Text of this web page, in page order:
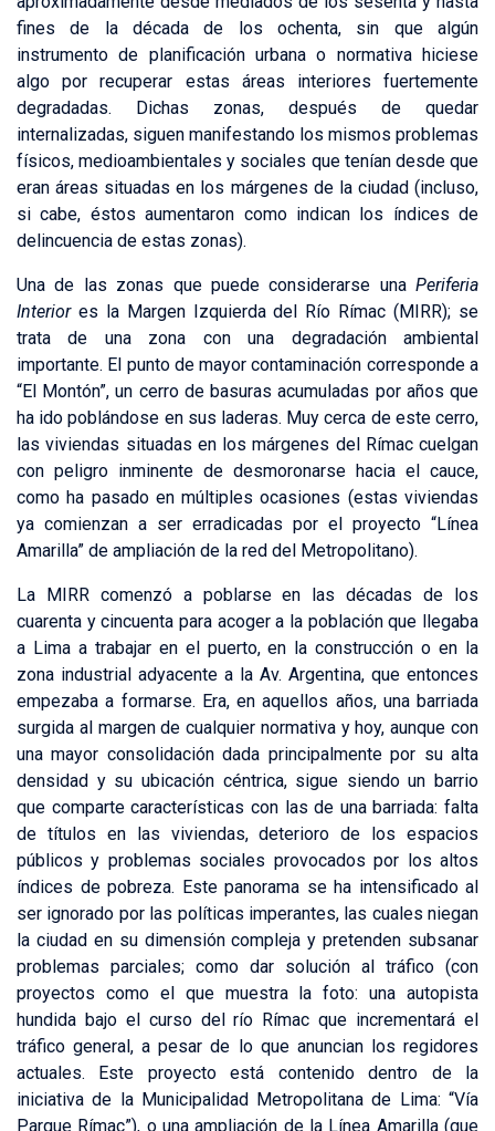
fines de la década de los ochenta, sin que algún
instrumento de planificación urbana o normativa hiciese
algo por recuperar estas áreas interiores fuertemente
degradadas. Dichas zonas, después de quedar
internalizadas, siguen manifestando los mismos problemas
físicos, medioambientales y sociales que tenían desde que
eran áreas situadas en los márgenes de la ciudad (incluso,
si cabe, éstos aumentaron como indican los índices de
delincuencia de estas zonas).
Una de las zonas que puede considerarse una Periferia
Interiores la Margen Izquierda del Río Rímac (MIRR); se
trata de una zona con una degradación ambiental
importante. El punto de mayor contaminación corresponde a
“El Montón”, un cerro de basuras acumuladas por años que
ha ido poblándose en sus laderas. Muy cerca de este cerro,
las viviendas situadas en los márgenes del Rímac cuelgan
con peligro inminente de desmoronarse hacia el cauce,
como ha pasado en múltiples ocasiones (estas viviendas
ya comienzan a ser erradicadas por el proyecto “Línea
Amarilla” de ampliación de la red del Metropolitano).
La MIRR comenzó a poblarse en las décadas de los
cuarenta y cincuenta para acoger a la población que llegaba
a Lima a trabajar en el puerto, en la construcción o en la
zona industrial adyacente a la Av. Argentina, que entonces
empezaba a formarse. Era, en aquellos años, una barriada
surgida al margen de cualquier normativa y hoy, aunque con
una mayor consolidación dada principalmente por su alta
densidad y su ubicación céntrica, sigue siendo un barrio
que comparte características con las de una barriada: falta
de títulos en las viviendas, deterioro de los espacios
públicos y problemas sociales provocados por los altos
índices de pobreza. Este panorama se ha intensificado al
ser ignorado por las políticas imperantes, las cuales niegan
la ciudad en su dimensión compleja y pretenden subsanar
problemas parciales; como dar solución al tráfico (con
proyectos como el que muestra la foto: una autopista
hundida bajo el curso del río Rímac que incrementará el
tráfico general, a pesar de lo que anuncian los regidores
actuales. Este proyecto está contenido dentro de la
iniciativa de la Municipalidad Metropolitana de Lima: “Vía
Parque Rímac”), o una ampliación de la Línea Amarilla (que